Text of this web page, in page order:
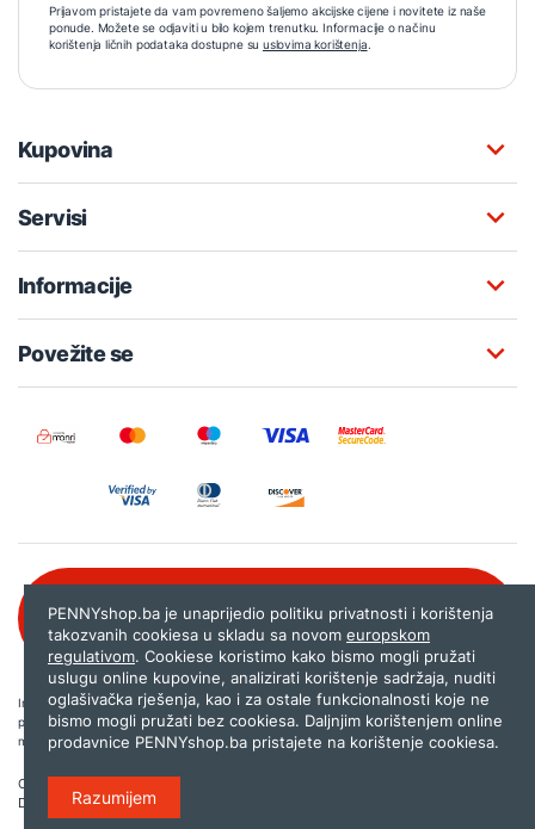
Prijavom pristajete da vam povremeno šaljemo akcijske cijene i novitete iz naše
ponude. Možete se odjaviti u bilo kojem trenutku. Informacije o načinu
korištenja ličnih podataka dostupne su uslovima korištenja.
Kupovina
Servisi
Informacije
Povežite se
080 020 261
Internet trgovina PENNYshop.ba nastoji objavljivati samo provjerene i pravilne
podatke. Ako na našoj stranici otkrijete neistinite, odnosno neadekvatne informacije,
molimo vas da nam to javite nashop@pennyplus.com .
Copyright © 2026.
Dizajn i programiranje:
PENNYshop.ba je unaprijedio politiku privatnosti i korištenja
takozvanih cookiesa u skladu sa novom europskom
regulativom. Cookiese koristimo kako bismo mogli pružati
uslugu online kupovine, analizirati korištenje sadržaja, nuditi
oglašivačka rješenja, kao i za ostale funkcionalnosti koje ne
bismo mogli pružati bez cookiesa. Daljnjim korištenjem online
prodavnice PENNYshop.ba pristajete na korištenje cookiesa.
Razumijem